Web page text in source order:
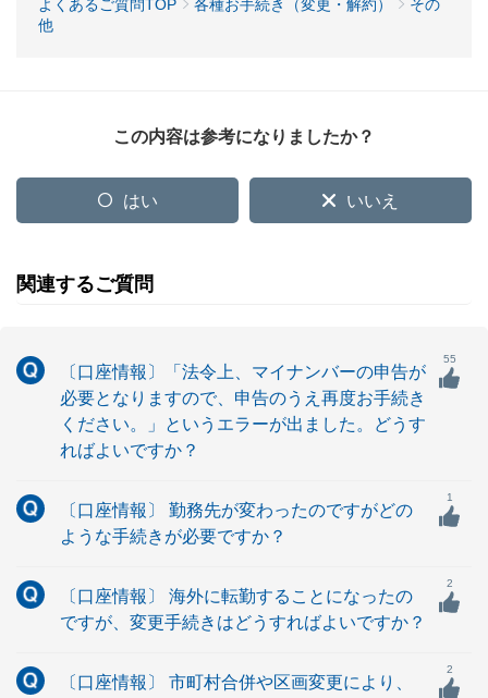
よくあるご質問TOP 各種お手続き（変更・解約）
その
他
この内容は参考になりましたか？
はい いいえ
関連するご質問
〔口座情報〕「法令上、マイナンバーの申告が
必要となりますので、申告のうえ再度お手続き
ください。」というエラーが出ました。どうす
ればよいですか？
55
〔口座情報〕 勤務先が変わったのですがどの
ような手続きが必要ですか？
1
〔口座情報〕 海外に転勤することになったの
ですが、変更手続きはどうすればよいですか？
2
〔口座情報〕 市町村合併や区画変更により、
2